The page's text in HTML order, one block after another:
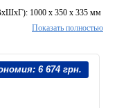
1000 х 350 х 335 мм
Показать полностью
6 674 грн.